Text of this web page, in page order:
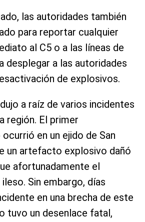
las autoridades también
para reportar cualquier
al C5 o a las líneas de
desplegar a las autoridades
de explosivos.
a raíz de varios incidentes
región. El primer
en un ejido de San
un artefacto explosivo dañó
afortunadamente el
Sin embargo, días
en una brecha de este
tuvo un desenlace fatal,